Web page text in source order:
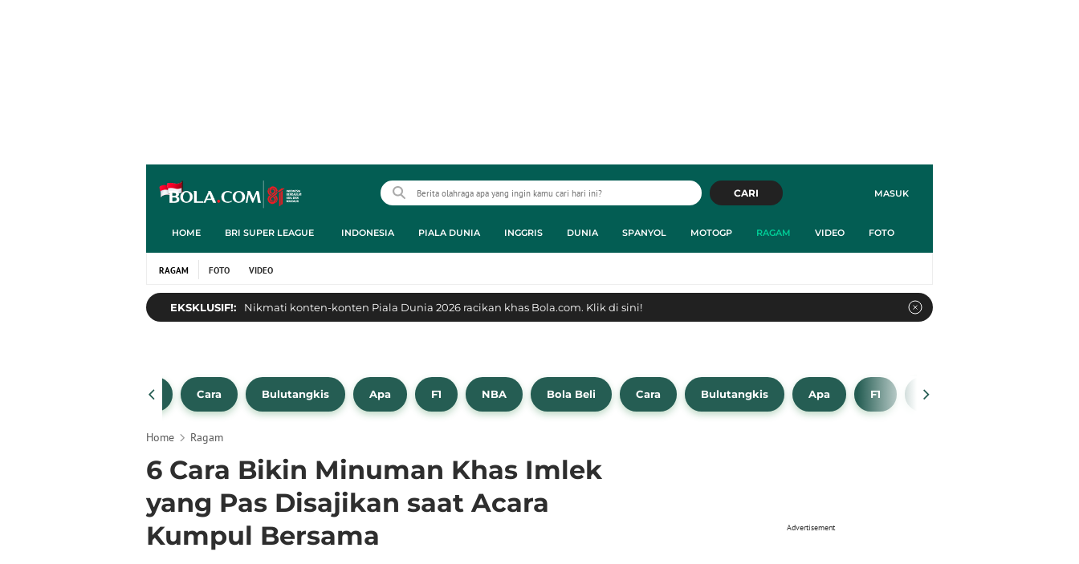
MASUK
CARI
HOME BRI SUPER LEAGUE INDONESIA PIALA DUNIA INGGRIS DUNIA SPANYOL MOTOGP RAGAM VIDEO FOTO
RAGAM FOTO VIDEO
EKSKLUSIF!: Nikmati konten-konten Piala Dunia 2026 racikan khas Bola.com. Klik di sini!
Bola Beli Cara Bulutangkis Apa F1 NBA Bola Beli Cara Bulutangkis Apa F1 NBA
Home Ragam
6 Cara Bikin Minuman Khas Imlek
yang Pas Disajikan saat Acara
Kumpul Bersama
Advertisement